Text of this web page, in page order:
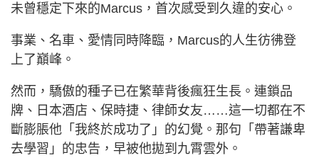
未曾穩定下來的Marcus，首次感受到久違的安心。
事業、名車、愛情同時降臨，Marcus的人生彷彿登
上了巔峰。
然而，驕傲的種子已在繁華背後瘋狂生長。連鎖品
牌、日本酒店、保時捷、律師女友……這一切都在不
斷膨脹他「我終於成功了」的幻覺。那句「帶著謙卑
去學習」的忠告，早被他拋到九霄雲外。